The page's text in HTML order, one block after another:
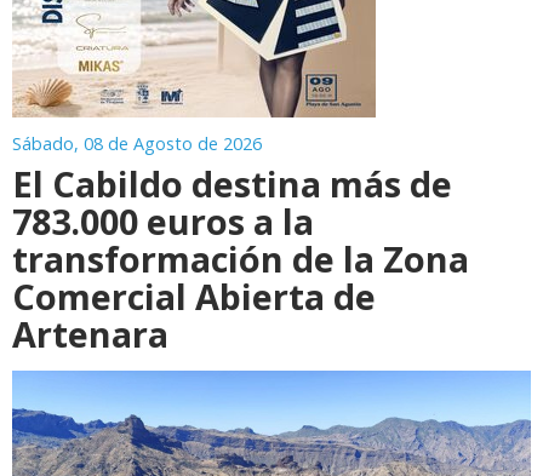
Sábado, 08 de Agosto de 2026
El Cabildo destina más de
783.000 euros a la
transformación de la Zona
Comercial Abierta de
Artenara